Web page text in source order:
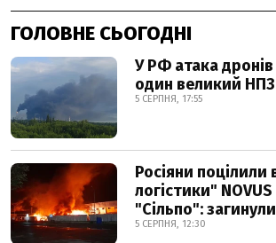
ГОЛОВНЕ СЬОГОДНІ
У РФ атака
один великий НПЗ
5 СЕРПНЯ, 17:55
Росіяни поцілили
логістики"
"Сільпо":
5 СЕРПНЯ, 12:30